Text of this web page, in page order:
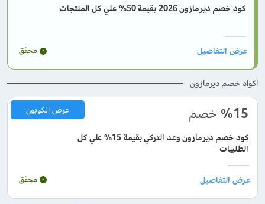
كود خصم ديرمازون 2026 بقيمة 50% علي كل المنتجات
محقق
اكواد خصم ديرمازون
%15 خصم
كود خصم ديرمازون وعد التركي بقيمة 15% علي كل
الطلبيات
عرض الكوبون
محقق